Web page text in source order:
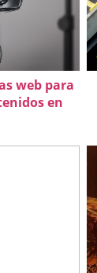
web para
en